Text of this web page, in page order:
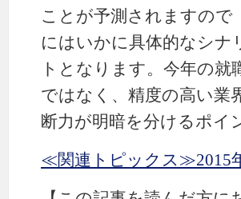
ことが予測されますので
にはいかに具体的なシナ
トとなります。今年の
ではなく、精度の高い業
断力が明暗を分けるポイ
≪関連トピックス≫2015